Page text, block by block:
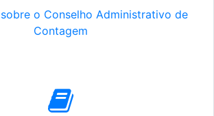
o Conselho Administrativo de
Contagem